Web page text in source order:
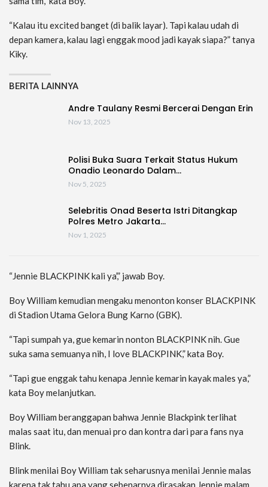
“Kalau itu excited banget (di balik layar). Tapi kalau udah di
depan kamera, kalau lagi enggak mood jadi kayak siapa?” tanya
Kiky.
BERITA LAINNYA
Andre Taulany Resmi Bercerai Dengan Erin
Nov 13, 2025
Polisi Buka Suara Terkait Status Hukum
Onadio Leonardo Dalam…
Nov 5, 2025
Selebritis Onad Beserta Istri Ditangkap
Polres Metro Jakarta…
Nov 1, 2025
“Jennie BLACKPINK kali ya’,” jawab Boy.
Boy William kemudian mengaku menonton konser BLACKPINK
di Stadion Utama Gelora Bung Karno (GBK).
“Tapi sumpah ya, gue kemarin nonton BLACKPINK nih. Gue
suka sama semuanya nih, I love BLACKPINK,” kata Boy.
“Tapi gue enggak tahu kenapa Jennie kemarin kayak males ya,”
kata Boy melanjutkan.
Boy William beranggapan bahwa Jennie Blackpink terlihat
malas saat itu, dan menuai pro dan kontra dari para fans nya
Blink.
Blink menilai Boy William tak seharusnya menilai Jennie malas
karena tak tahu apa yang sebenarnya dirasakan Jennie malam